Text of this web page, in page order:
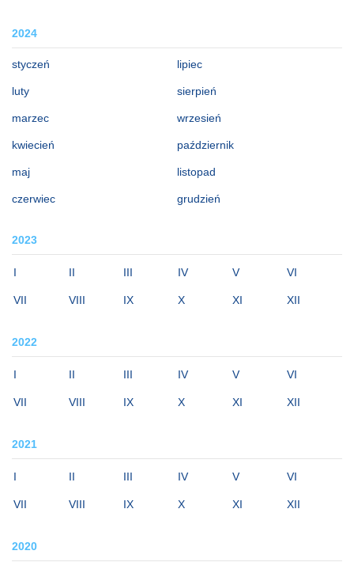
2024
styczeń
luty
marzec
kwiecień
maj
czerwiec
lipiec
sierpień
wrzesień
październik
listopad
grudzień
2023
I II III IV V VI
VII VIII IX X XI XII
2022
I II III IV V VI
VII VIII IX X XI XII
2021
I II III IV V VI
VII VIII IX X XI XII
2020